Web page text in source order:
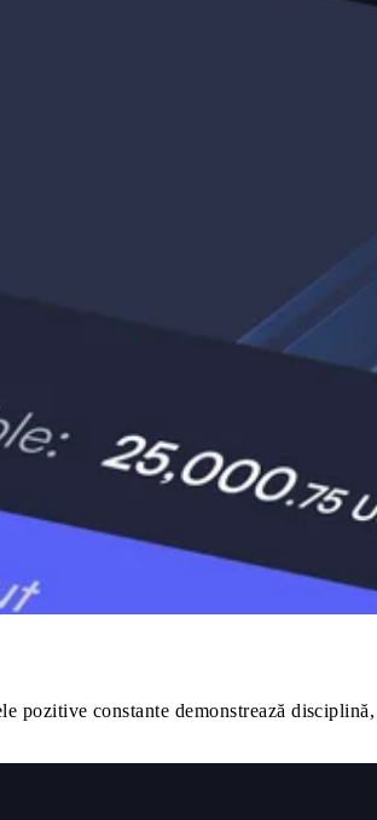
pozitive constante demonstrează